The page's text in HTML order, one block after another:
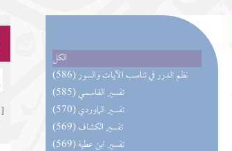
الكل
(586) نظم الدرر في تناسب الآيات والسور
(585) تفسير القاسمي
(570) تفسير الماوردي
(569) تفسير الكشاف
(569) تفسير ابن عطية